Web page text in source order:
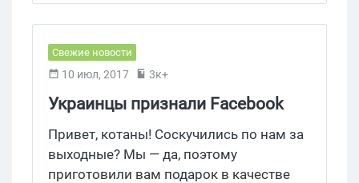
Свежие новости
10 июл, 2017 3к+
Украинцы признали Facebook
самой популярной соцсетью
Привет, котаны! Соскучились по нам за
выходные? Мы — да, поэтому
приготовили вам подарок в качестве